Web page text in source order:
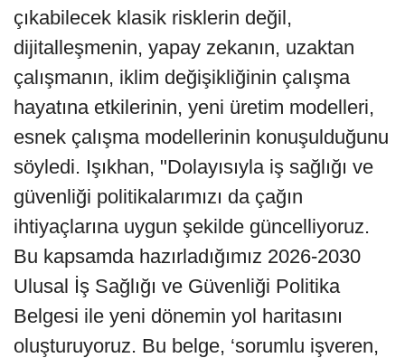
çıkabilecek klasik risklerin değil,
dijitalleşmenin, yapay zekanın, uzaktan
çalışmanın, iklim değişikliğinin çalışma
hayatına etkilerinin, yeni üretim modelleri,
esnek çalışma modellerinin konuşulduğunu
söyledi. Işıkhan, "Dolayısıyla iş sağlığı ve
güvenliği politikalarımızı da çağın
ihtiyaçlarına uygun şekilde güncelliyoruz.
Bu kapsamda hazırladığımız 2026-2030
Ulusal İş Sağlığı ve Güvenliği Politika
Belgesi ile yeni dönemin yol haritasını
oluşturuyoruz. Bu belge, ‘sorumlu işveren,